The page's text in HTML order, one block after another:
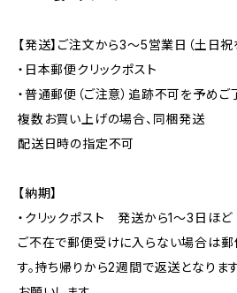
【発送】ご注文から3〜5営業日（土日祝
・日本郵便クリックポスト
・普通郵便（ご注意）追跡不可を予めご
複数お買い上げの場合、同梱発送
配送日時の指定不可
【納期】
・クリックポスト 発送から1〜3日ほど
ご不在で郵便受けに入らない場合は
す。持ち帰りから2週間で返送となりま